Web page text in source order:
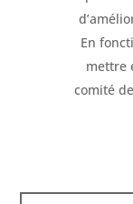
En
mettre
comité